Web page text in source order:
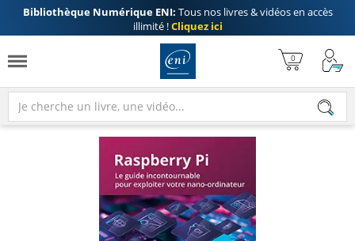
Bibliothèque Numérique ENI: Tous nos livres & vidéos en accès
illimité !Cliquez ici